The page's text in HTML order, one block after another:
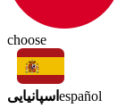
choose
اسپانیایی español